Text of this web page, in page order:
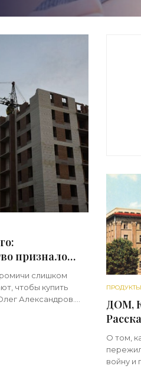
признало
-
слишком
чтобы купить
Александров.
ДОМ,
О том,
войну и